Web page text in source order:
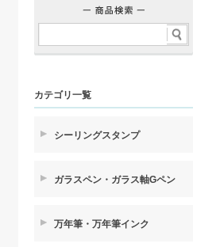
カテゴリ一覧
シーリングスタンプ
ガラスペン・ガラス軸Gペン
万年筆・万年筆インク